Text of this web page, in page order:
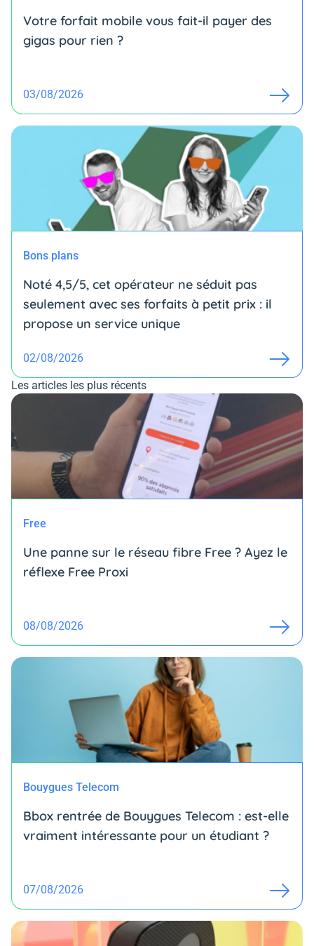
Votre forfait mobile vous fait-il payer des
gigas pour rien ?
03/08/2026
Bons plans
Noté 4,5/5, cet opérateur ne séduit pas
seulement avec ses forfaits à petit prix : il
propose un service unique
02/08/2026
Les articles les plus récents
Free
Une panne sur le réseau fibre Free ? Ayez le
réflexe Free Proxi
08/08/2026
Bouygues Telecom
Bbox rentrée de Bouygues Telecom : est-elle
vraiment intéressante pour un étudiant ?
07/08/2026